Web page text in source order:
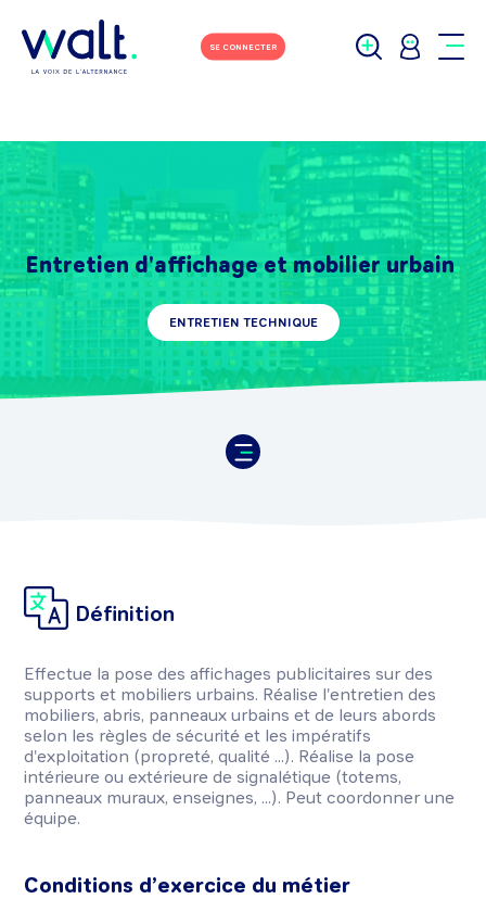
SE CONNECTER
Entretien d'affichage et mobilier urbain
ENTRETIEN TECHNIQUE
Définition
Effectue la pose des affichages publicitaires sur des
supports et mobiliers urbains. Réalise l'entretien des
mobiliers, abris, panneaux urbains et de leurs abords
selon les règles de sécurité et les impératifs
d'exploitation (propreté, qualité ...). Réalise la pose
intérieure ou extérieure de signalétique (totems,
panneaux muraux, enseignes, ...). Peut coordonner une
équipe.
Conditions d’exercice du métier